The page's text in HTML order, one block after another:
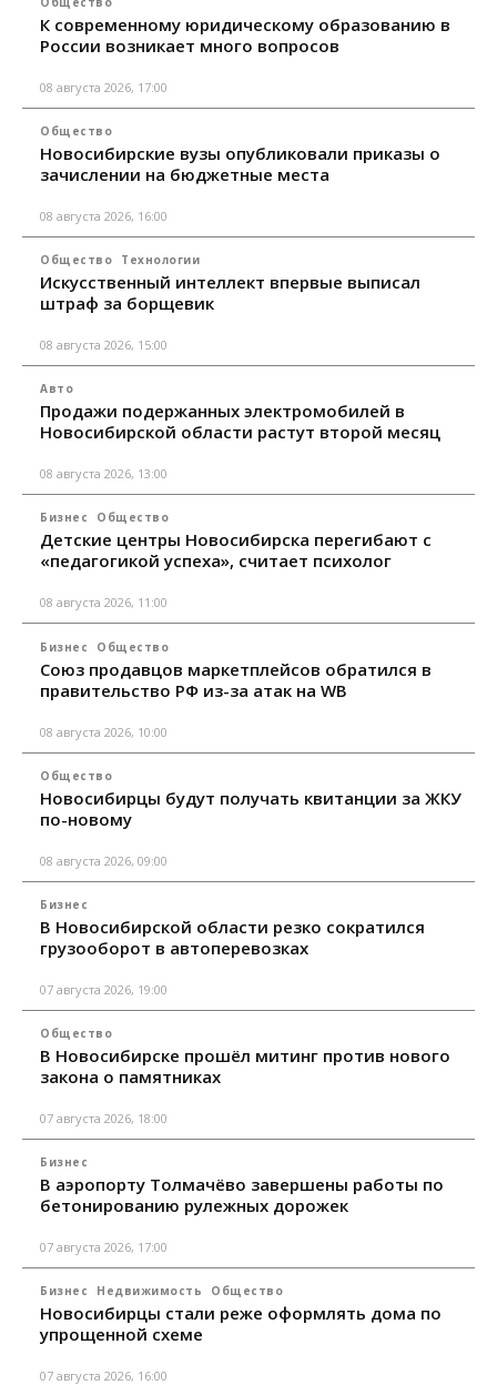
К современному юридическому образованию в
России возникает много вопросов
08 августа 2026, 17:00
Общество
Новосибирские вузы опубликовали приказы о
зачислении на бюджетные места
08 августа 2026, 16:00
Общество Технологии
Искусственный интеллект впервые выписал
штраф за борщевик
08 августа 2026, 15:00
Авто
Продажи подержанных электромобилей в
Новосибирской области растут второй месяц
08 августа 2026, 13:00
Бизнес Общество
Детские центры Новосибирска перегибают с
«педагогикой успеха», считает психолог
08 августа 2026, 11:00
Бизнес Общество
Союз продавцов маркетплейсов обратился в
правительство РФ из-за атак на WB
08 августа 2026, 10:00
Общество
Новосибирцы будут получать квитанции за ЖКУ
по-новому
08 августа 2026, 09:00
Бизнес
В Новосибирской области резко сократился
грузооборот в автоперевозках
07 августа 2026, 19:00
Общество
В Новосибирске прошёл митинг против нового
закона о памятниках
07 августа 2026, 18:00
Бизнес
В аэропорту Толмачёво завершены работы по
бетонированию рулежных дорожек
07 августа 2026, 17:00
Бизнес Недвижимость Общество
Новосибирцы стали реже оформлять дома по
упрощенной схеме
07 августа 2026, 16:00